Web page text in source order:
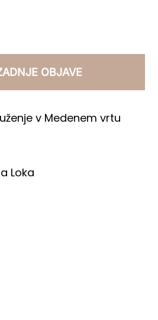
OBJAVE
v Medenem vrtu
Loka